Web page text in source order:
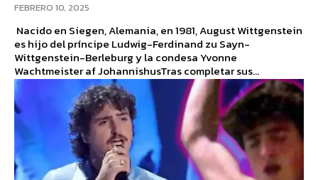
FEBRERO 10, 2025
Nacido en Siegen, Alemania, en 1981, August Wittgenstein
es hijo del príncipe Ludwig-Ferdinand zu Sayn-
Wittgenstein-Berleburg y la condesa Yvonne
Wachtmeister af JohannishusTras completar sus...